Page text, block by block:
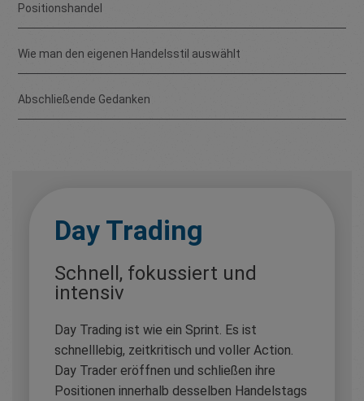
Day Trading
Schnell, fokussiert und
intensiv
Day Trading ist wie ein Sprint. Es ist
schnelllebig, zeitkritisch und voller Action.
Day Trader eröffnen und schließen ihre
Positionen innerhalb desselben Handelstags
Positionshandel
Wie man den eigenen Handelsstil auswählt
Abschließende Gedanken